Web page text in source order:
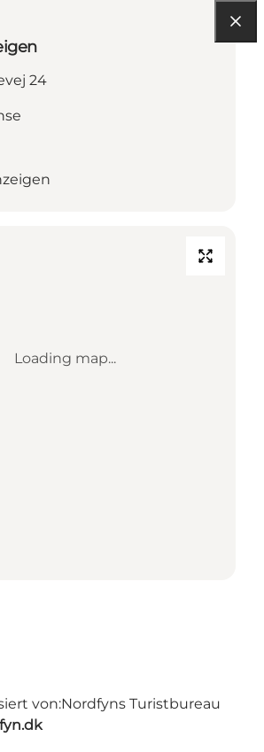
24
Loading map...
von:Nordfyns Turistbureau